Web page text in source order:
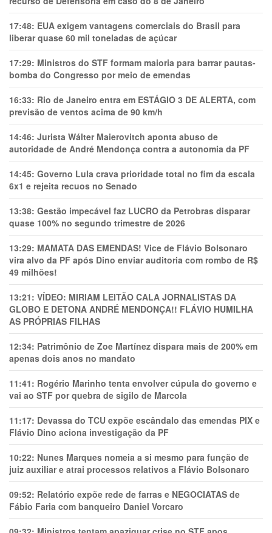
17:48: EUA exigem vantagens comerciais do Brasil para
liberar quase 60 mil toneladas de açúcar
17:29: Ministros do STF formam maioria para barrar pautas-
bomba do Congresso por meio de emendas
16:33: Rio de Janeiro entra em ESTÁGIO 3 DE ALERTA, com
previsão de ventos acima de 90 km/h
14:46: Jurista Wálter Maierovitch aponta abuso de
autoridade de André Mendonça contra a autonomia da PF
14:45: Governo Lula crava prioridade total no fim da escala
6x1 e rejeita recuos no Senado
13:38: Gestão impecável faz LUCRO da Petrobras disparar
quase 100% no segundo trimestre de 2026
13:29: MAMATA DAS EMENDAS! Vice de Flávio Bolsonaro
vira alvo da PF após Dino enviar auditoria com rombo de R$
49 milhões!
13:21: VÍDEO: MIRIAM LEITÃO CALA JORNALISTAS DA
GLOBO E DETONA ANDRÉ MENDONÇA!! FLÁVIO HUMILHA
AS PRÓPRIAS FILHAS
12:34: Patrimônio de Zoe Martínez dispara mais de 200% em
apenas dois anos no mandato
11:41: Rogério Marinho tenta envolver cúpula do governo e
vai ao STF por quebra de sigilo de Marcola
11:17: Devassa do TCU expõe escândalo das emendas PIX e
Flávio Dino aciona investigação da PF
10:22: Nunes Marques nomeia a si mesmo para função de
juiz auxiliar e atrai processos relativos a Flávio Bolsonaro
09:52: Relatório expõe rede de farras e NEGOCIATAS de
Fábio Faria com banqueiro Daniel Vorcaro